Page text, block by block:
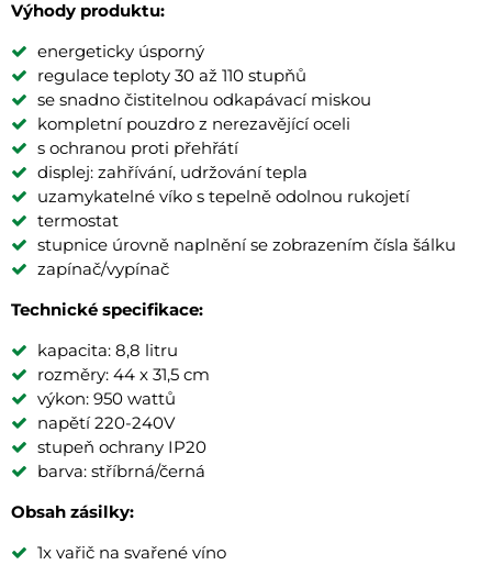
Výhody produktu:
energeticky úsporný
regulace teploty 30 až 110 stupňů
se snadno čistitelnou odkapávací miskou
kompletní pouzdro z nerezavějící oceli
s ochranou proti přehřátí
displej: zahřívání, udržování tepla
uzamykatelné víko s tepelně odolnou rukojetí
termostat
stupnice úrovně naplnění se zobrazením čísla šálku
zapínač/vypínač
Technické specifikace:
kapacita: 8,8 litru
rozměry: 44 x 31,5 cm
výkon: 950 wattů
napětí 220-240V
stupeň ochrany IP20
barva: stříbrná/černá
Obsah zásilky:
1x vařič na svařené víno